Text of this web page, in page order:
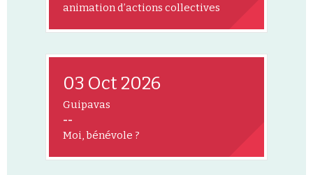
animation d’actions collectives
03 Oct 2026
Guipavas
--
Moi, bénévole ?